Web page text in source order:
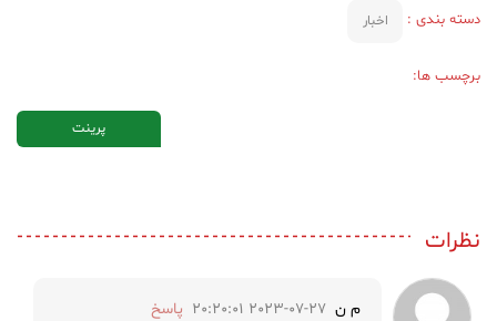
دسته بندی : اخبار
برچسب ها:
پرینت
نظرات
م ن 2023-07-27 20:20:01
پاسخ